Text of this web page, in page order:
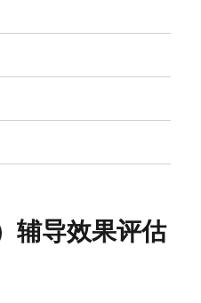
辅导效果评估